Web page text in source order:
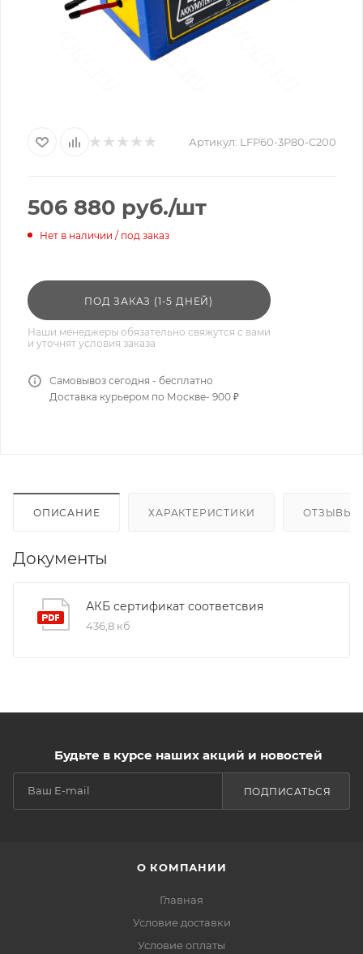
Артикул: LFP60-3P80-C200
506 880 руб./шт
Нет в наличии / под заказ
ПОД ЗАКАЗ (1-5 ДНЕЙ)
Наши менеджеры обязательно свяжутся с вами
и уточнят условия заказа
Самовывоз сегодня - бесплатно
Доставка курьером по Москве- 900 ₽
ОПИСАНИЕ ХАРАКТЕРИСТИКИ ОТЗЫВЫ
Документы
АКБ сертификат соответсвия
436,8 кб
Будьте в курсе наших акций и новостей
ПОДПИСАТЬСЯ
О КОМПАНИИ
Главная
Условие доставки
Условие оплаты